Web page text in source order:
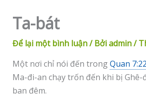
Ta-bát
Để lại một bình luận/ Bởiadmin/
Một nơi chỉ nói đến trongQuan 7:22
Ma-đi-an chạy trốn đến khi bị Ghê-
ban đêm.